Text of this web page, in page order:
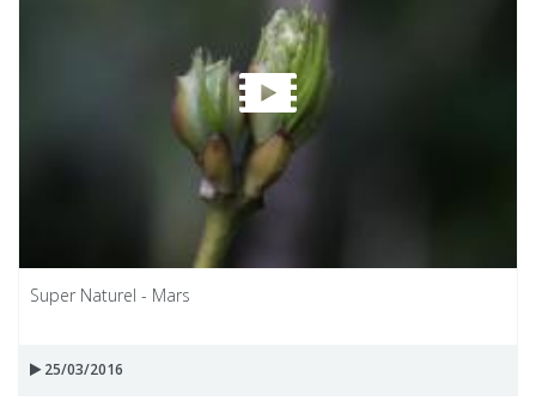
Super Naturel - Mars
25/03/2016